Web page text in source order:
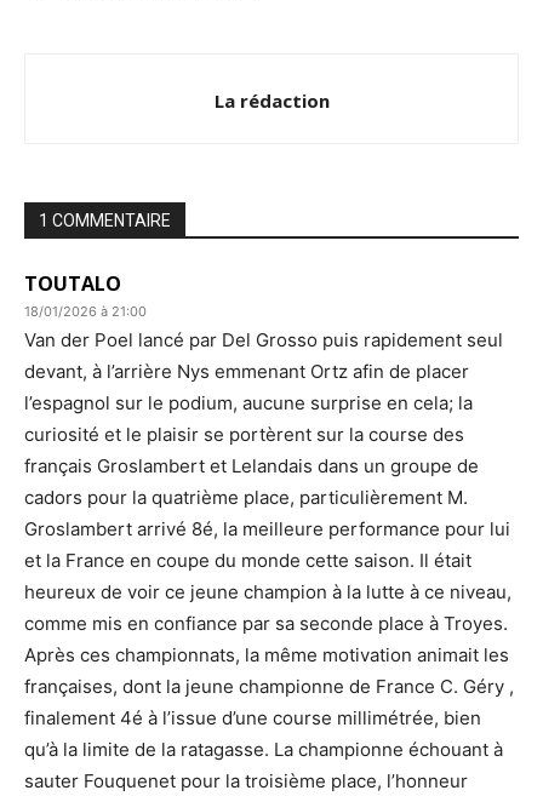
La rédaction
1 COMMENTAIRE
TOUTALO
18/01/2026 à 21:00
Van der Poel lancé par Del Grosso puis rapidement seul
devant, à l’arrière Nys emmenant Ortz afin de placer
l’espagnol sur le podium, aucune surprise en cela; la
curiosité et le plaisir se portèrent sur la course des
français Groslambert et Lelandais dans un groupe de
cadors pour la quatrième place, particulièrement M.
Groslambert arrivé 8é, la meilleure performance pour lui
et la France en coupe du monde cette saison. Il était
heureux de voir ce jeune champion à la lutte à ce niveau,
comme mis en confiance par sa seconde place à Troyes.
Après ces championnats, la même motivation animait les
françaises, dont la jeune championne de France C. Géry ,
finalement 4é à l’issue d’une course millimétrée, bien
qu’à la limite de la ratagasse. La championne échouant à
sauter Fouquenet pour la troisième place, l’honneur